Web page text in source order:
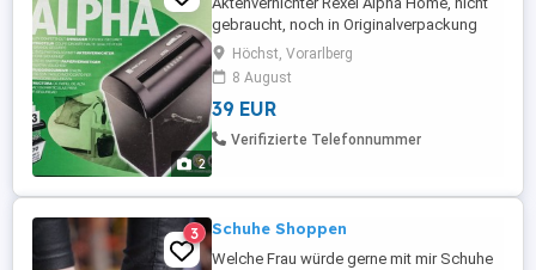
2
gebraucht, noch in Originalverpackung
Höchst, Vorarlberg
8 August
39 EUR
Verifizierte Telefonnummer
3 Schuhe Shoppen
Welche Frau würde gerne mit mir Schuhe